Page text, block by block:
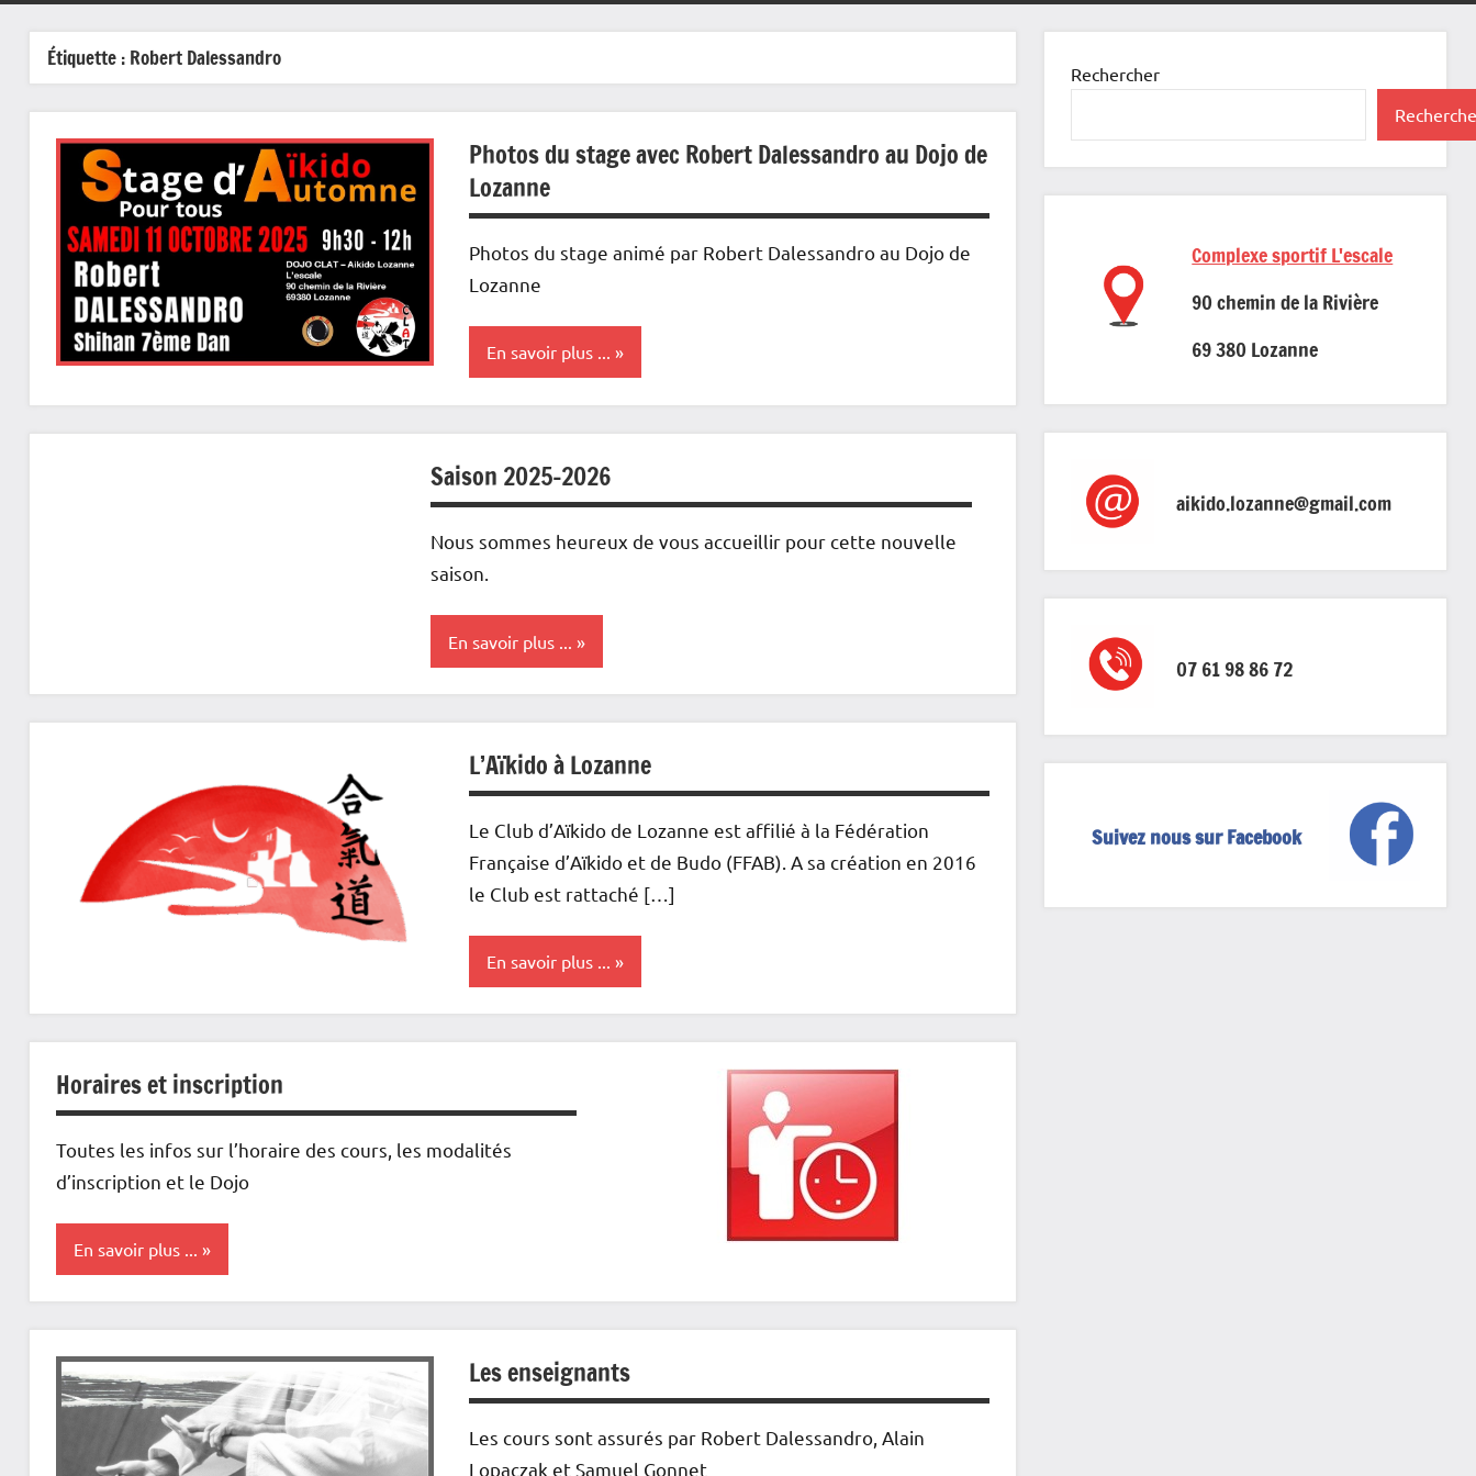
Étiquette : Robert Dalessandro
Photos du stage avec Robert Dalessandro au Dojo de
Lozanne
Photos du stage animé par Robert Dalessandro au Dojo de
Lozanne
En savoir plus ...
Saison 2025-2026
Nous sommes heureux de vous accueillir pour cette nouvelle
saison.
En savoir plus ...
L’Aïkido à Lozanne
Le Club d’Aïkido de Lozanne est affilié à la Fédération
Française d’Aïkido et de Budo (FFAB). A sa création en 2016
le Club est rattaché […]
En savoir plus ...
Horaires et inscription
Toutes les infos sur l’horaire des cours, les modalités
d’inscription et le Dojo
En savoir plus ...
Les enseignants
Les cours sont assurés par Robert Dalessandro, Alain
Lopaczak et Samuel Gonnet
Rechercher
Complexe sportif L'escale
90 chemin de la Rivière
69 380 Lozanne
aikido.lozanne@gmail.com
07 61 98 86 72
Suivez nous sur Facebook